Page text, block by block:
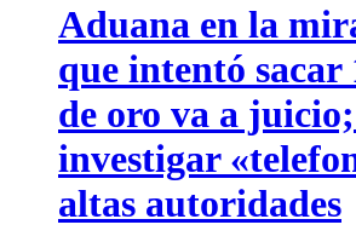
Aduana en la
que intentó sacar
de oro va a
investigar
altas autoridades